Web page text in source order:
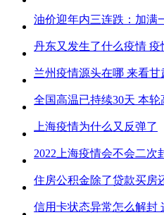
油价迎年内三连跌：加满
丹东又发生了什么疫情 疫
兰州疫情源头在哪 来看
全国高温已持续30天 本
上海疫情为什么又反弹了
2022上海疫情会不会二次
住房公积金除了贷款买房
信用卡状态异常怎么解封